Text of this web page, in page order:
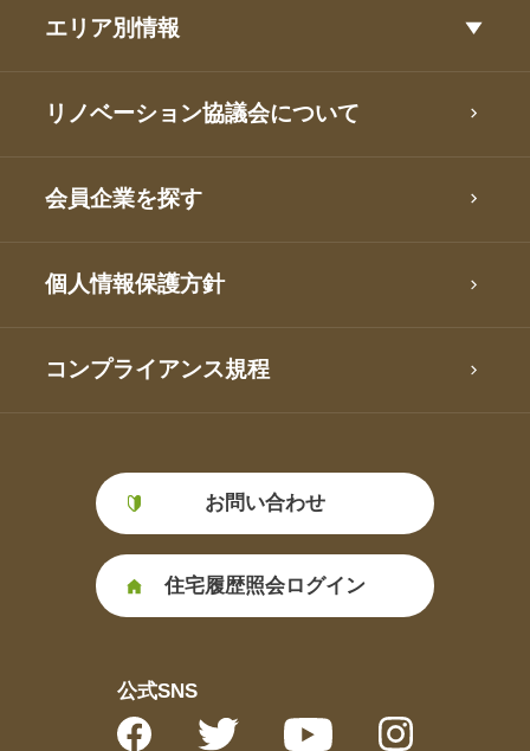
エリア別情報
リノベーション協議会について
会員企業を探す
個人情報保護方針
コンプライアンス規程
お問い合わせ
住宅履歴照会ログイン
公式SNS